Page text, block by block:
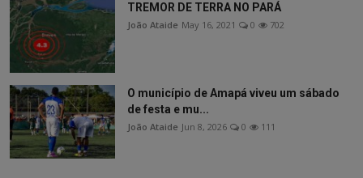
TREMOR DE TERRA NO PARÁ
João Ataide May 16, 2021 0 702
O município de Amapá viveu um sábado
de festa e mu...
João Ataide Jun 8, 2026 0 111